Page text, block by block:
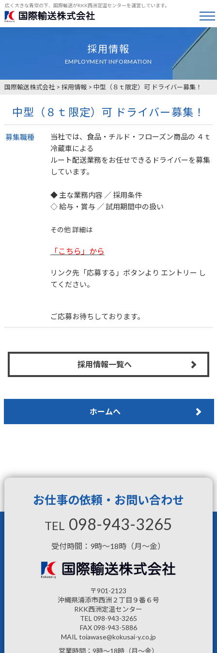
広く大きな青空の下、国際輸送がRKK西洲定温センターを運営しています。
採用情報
EMPLOYMENT INFORMATION
国際輸送株式会社> 採用情報> 中型（８ｔ限定）可 ドライバー募集！
中型（８ｔ限定）可 ドライバー募集！
募集職種
当社では、食品・チルド・フローズン商品の ４ｔ
冷蔵車による
ルート配送業務をお任せできるドライバーを募集
しています。
◆ 主な業務内容 ／ 採用条件
◇ 給与・賞与 ／ 試用期間中の扱い
その他 詳細は
「こちら」から
リンク先「応募する」ボタンより エントリー し
てください。
ご応募お待ちしております。
採用情報一覧へ
ホームへ
お仕事の依頼・お問い合わせ
TEL 098-943-3265
受付時間：9時～18時（月～金）
〒901-2123
沖縄県浦添市西洲２丁目９番６号
RKK西洲定温センター
TEL 098-943-3265
FAX 098-943-5886
MAIL toiawase@kokusai-y.co.jp
営業時間：9時～18時（月～金）